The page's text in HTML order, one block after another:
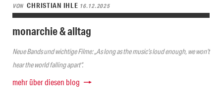
VON CHRISTIAN IHLE 16.12.2025
monarchie & alltag
Neue Bands und wichtige Filme: „As long as the music’s loud enough, we won’t
hear the world falling apart“.
mehr über diesen blog